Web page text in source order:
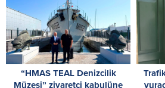
“HMAS TEAL Denizcilik
Müzesi” ziyaretçi kabulüne